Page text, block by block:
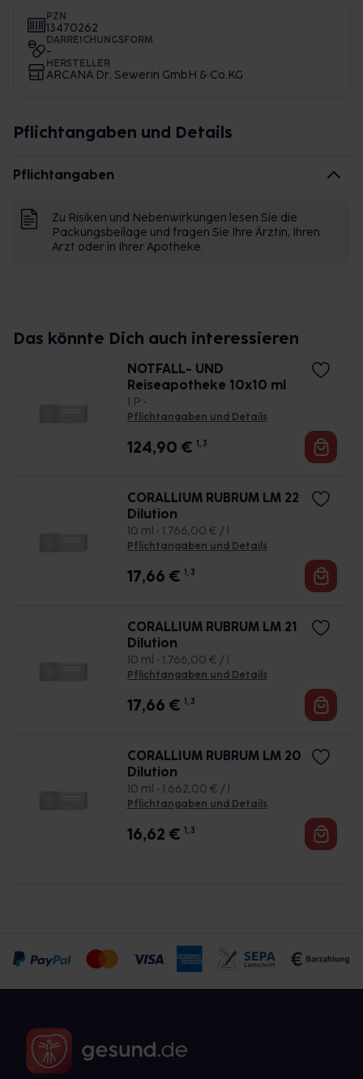
PZN
13470262
DARREICHUNGSFORM
-
HERSTELLER
ARCANA Dr. Sewerin GmbH & Co.KG
Pflichtangaben und Details
Pflichtangaben
Zu Risiken und Nebenwirkungen lesen Sie die
Packungsbeilage und fragen Sie Ihre Ärztin, Ihren
Arzt oder in Ihrer Apotheke.
Das könnte Dich auch interessieren
NOTFALL- UND
Reiseapotheke 10x10 ml
1 P •
Pflichtangaben und Details
124,90 € 1, 3
CORALLIUM RUBRUM LM 22
Dilution
10 ml • 1.766,00 € / l
Pflichtangaben und Details
17,66 € 1, 3
CORALLIUM RUBRUM LM 21
Dilution
10 ml • 1.766,00 € / l
Pflichtangaben und Details
17,66 € 1, 3
CORALLIUM RUBRUM LM 20
Dilution
10 ml • 1.662,00 € / l
Pflichtangaben und Details
16,62 € 1, 3